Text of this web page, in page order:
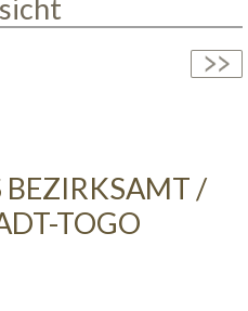
BEZIRKSAMT /
TOGO